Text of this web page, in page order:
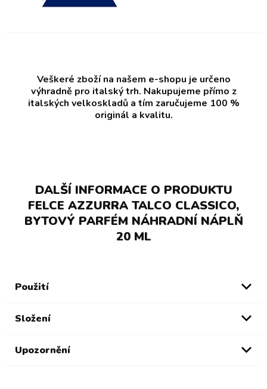
Veškeré zboží na našem e-shopu je určeno
výhradně pro italský trh. Nakupujeme přímo z
italských velkoskladů a tím zaručujeme 100 %
originál a kvalitu.
DALŠÍ INFORMACE O PRODUKTU
FELCE AZZURRA TALCO CLASSICO,
BYTOVÝ PARFÉM NÁHRADNÍ NÁPLŇ
20 ML
Použití
Složení
Upozornění